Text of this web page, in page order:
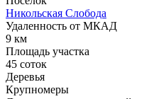
Никольская Слобода
Удаленность от МКАД
9 км
Площадь участка
45 соток
Деревья
Крупномеры